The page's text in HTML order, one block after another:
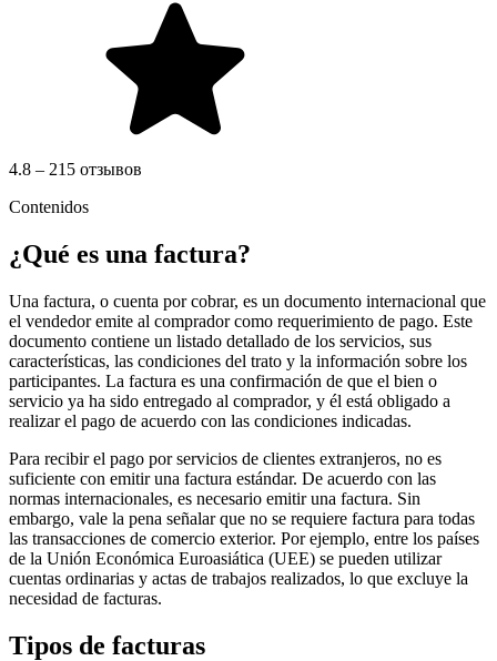
4.8 – 215 отзывов
Contenidos
¿Qué es una factura?
Una factura, o cuenta por cobrar, es un documento internacional que
el vendedor emite al comprador como requerimiento de pago. Este
documento contiene un listado detallado de los servicios, sus
características, las condiciones del trato y la información sobre los
participantes. La factura es una confirmación de que el bien o
servicio ya ha sido entregado al comprador, y él está obligado a
realizar el pago de acuerdo con las condiciones indicadas.
Para recibir el pago por servicios de clientes extranjeros, no es
suficiente con emitir una factura estándar. De acuerdo con las
normas internacionales, es necesario emitir una factura. Sin
embargo, vale la pena señalar que no se requiere factura para todas
las transacciones de comercio exterior. Por ejemplo, entre los países
de la Unión Económica Euroasiática (UEE) se pueden utilizar
cuentas ordinarias y actas de trabajos realizados, lo que excluye la
necesidad de facturas.
Tipos de facturas